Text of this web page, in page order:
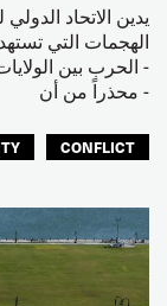
الهجمات التي
- الحرب بين
- محذراً من أن
CONFLICT